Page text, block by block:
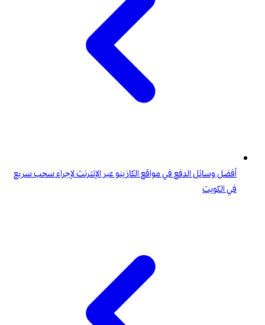
أفضل وسائل الدفع في مواقع الكازينو عبر الإنترنت لإجراء سحب سريع
في الكويت